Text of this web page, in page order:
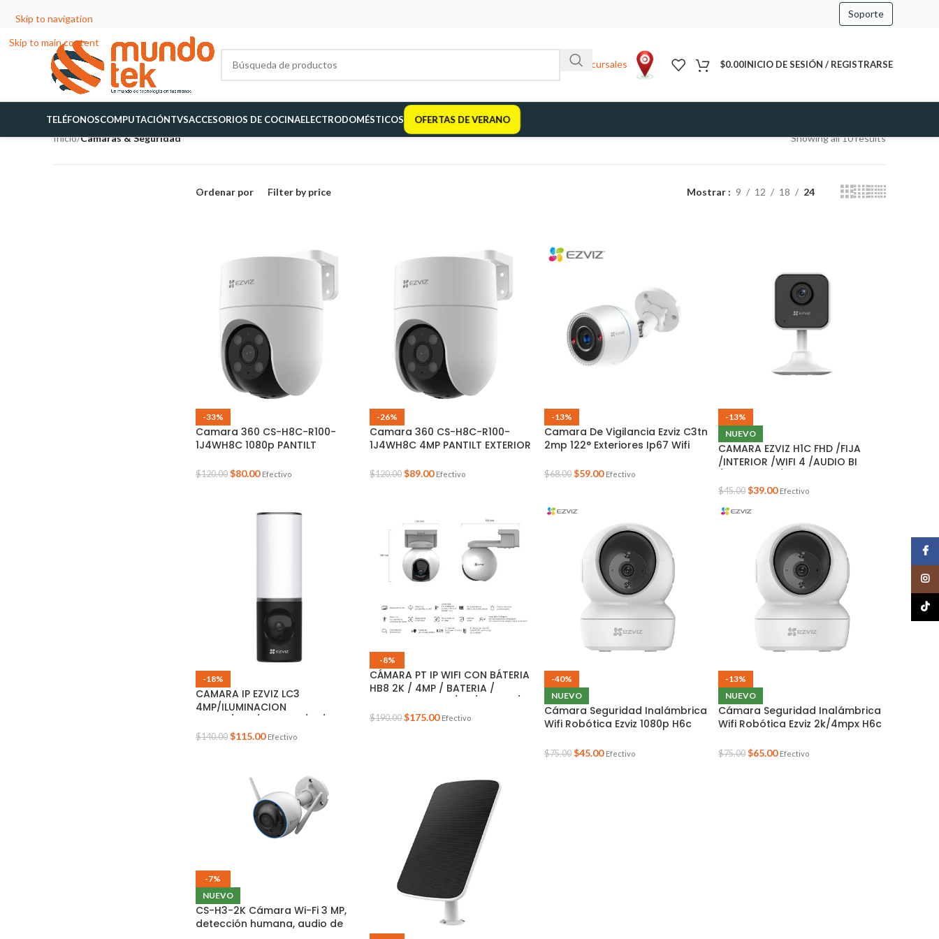
Skip to navigation
Skip to main content
Soporte
Sucursales $0.00INICIO DE SESIÓN / REGISTRARSE
TELÉFONOSCOMPUTACIÓNTVSACCESORIOS DE COCINAELECTRODOMÉSTICOS OFERTAS DE VERANO
Inicio/Camaras & Seguridad Showing all 10 results
Ordenar por Filter by price Mostrar 9 12 18 24
-33%
Camara 360 CS-H8C-R100-
1J4WH8C 1080p PANTILT
$120.00 $80.00 Efectivo
-26%
Camara 360 CS-H8C-R100-
1J4WH8C 4MP PANTILT EXTERIOR
$120.00 $89.00 Efectivo
-13%
Camara De Vigilancia Ezviz C3tn
2mp 122° Exteriores Ip67 Wifi
$68.00 $59.00 Efectivo
-13%
NUEVO
CAMARA EZVIZ H1C FHD /FIJA
/INTERIOR /WIFI 4 /AUDIO BI
512GB
$45.00 $39.00 Efectivo
-18%
CAMARA IP EZVIZ LC3
4MP/ILUMINACION
2.4GHZ/AUDIO BI/EMMC
$140.00 $115.00 Efectivo
-8%
CÁMARA PT IP WIFI CON BÁTERIA
HB8 2K / 4MP / BATERIA /
LED / EXTERIOR / 360 / CS-HB8-
$190.00 $175.00 Efectivo
-40%
NUEVO
Cámara Seguridad Inalámbrica
Wifi Robótica Ezviz 1080p H6c
$75.00 $45.00 Efectivo
-13%
NUEVO
Cámara Seguridad Inalámbrica
Wifi Robótica Ezviz 2k/4mpx H6c
$75.00 $65.00 Efectivo
-7%
NUEVO
CS-H3-2K Cámara Wi-Fi 3 MP,
detección humana, audio de